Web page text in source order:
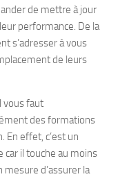
de mettre à jour
performance. De la
s’adresser à vous
de leurs
vous faut
des formations
En effet, c’est un
car il touche au moins
mesure d’assurer la